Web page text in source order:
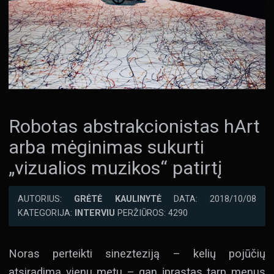
Robotas abstrakcionistas hArt
arba mėginimas sukurti
„vizualios muzikos“ patirtį
AUTORIUS: GRĖTĖ KAULINYTĖDATA: 2018/10/08
KATEGORIJA:
INTERVIU PERŽIŪROS: 4290
Noras perteikti sinezteziją – kelių pojūčių